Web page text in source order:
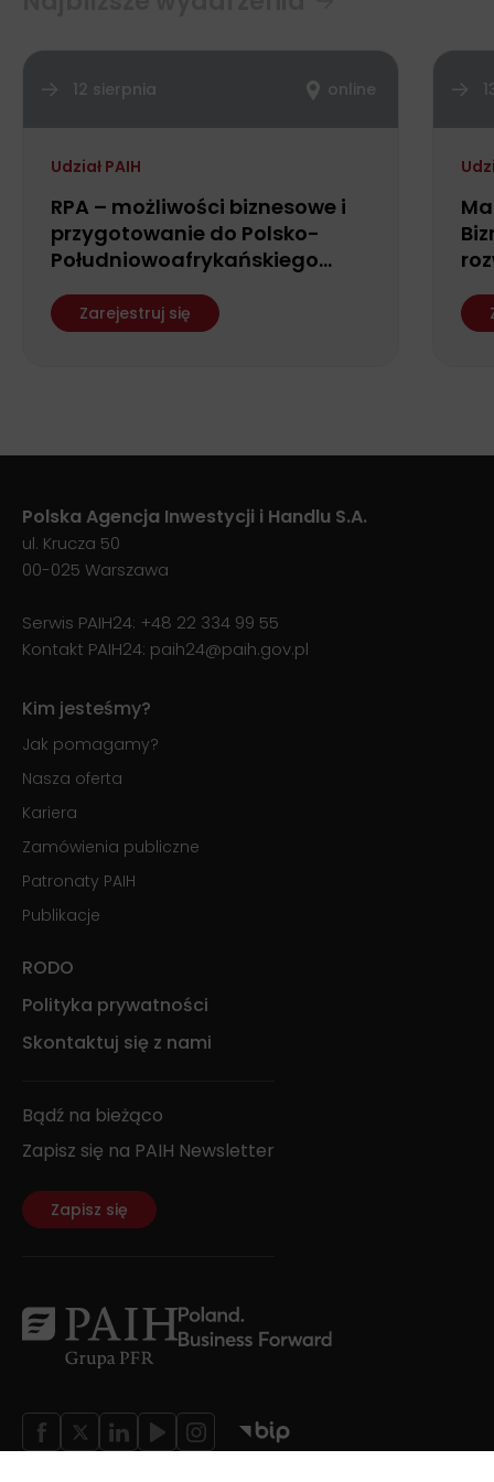
12 sierpnia online
Udział PAIH
RPA – możliwości biznesowe i
przygotowanie do Polsko-
Południowoafrykańskiego
Zarejestruj się
Polska Agencja Inwestycji i Handlu S.A.
ul. Krucza 50
00-025 Warszawa
Serwis PAIH24: +48 22 334 99 55
Kontakt PAIH24: paih24@paih.gov.pl
Kim jesteśmy?
Jak pomagamy?
Nasza oferta
Kariera
Zamówienia publiczne
Patronaty PAIH
Publikacje
RODO
Polityka prywatności
Skontaktuj się z nami
Bądź na bieżąco
Zapisz się na PAIH Newsletter
Zapisz się